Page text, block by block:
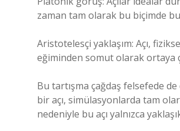
zaman tam olarak bu biçimde
Aristotelesçi yaklaşım: Açı,
eğiminden somut olarak ortaya
Bu tartışma çağdaş felsefede
bir açı, simülasyonlarda tam
nedeniyle bu açı yalnızca